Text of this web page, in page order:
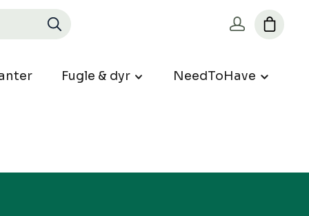
Fugle & dyr NeedToHave